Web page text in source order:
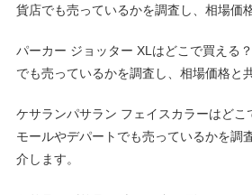
貨店でも売っているかを調査し、相場価
パーカー ジョッター XLはどこで買える
でも売っているかを調査し、相場価格と
ケサランパサラン フェイスカラーはど
モールやデパートでも売っているかを調
介します。